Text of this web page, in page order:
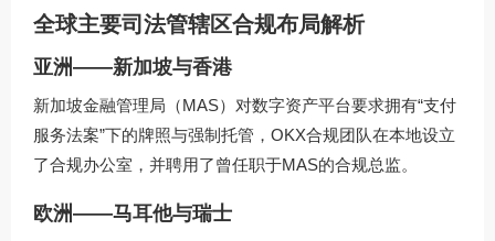
全球主要司法管辖区合规布局解析
亚洲——新加坡与香港
新加坡金融管理局（MAS）对数字资产平台要求拥有“支付
服务法案”下的牌照与强制托管，OKX合规团队在本地设立
了合规办公室，并聘用了曾任职于MAS的合规总监。
欧洲——马耳他与瑞士